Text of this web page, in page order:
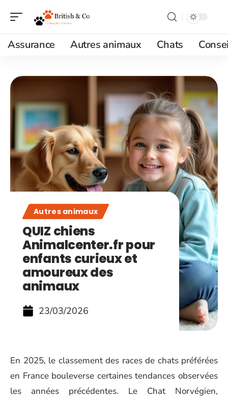
Assurance Autres animaux Chats
Autres animaux
QUIZ chiens
Animalcenter.fr pour
enfants curieux et
amoureux des
animaux
23/03/2026
En 2025, le classement des races de chats préférées
en France bouleverse certaines tendances observées
les années précédentes. Le Chat Norvégien,